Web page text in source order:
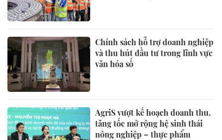
Chính sách hỗ trợ doanh nghiệp
và thu hút đầu tư trong lĩnh vực
văn hóa số
AgriS vượt kế hoạch doanh thu,
tăng tốc mở rộng hệ sinh thái
nông nghiệp – thực phẩm